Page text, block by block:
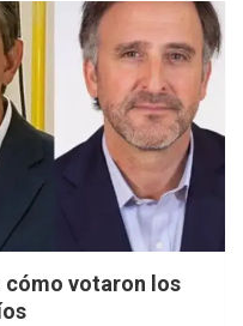
cómo votaron los